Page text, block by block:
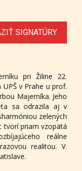
SIGNATÚRY
pri Žiline 22.
v Prahe u prof.
Majerníka. Jeho
sa odrazila aj v
zelených
tvorí priam vzopätá
reálne
realitou. V.